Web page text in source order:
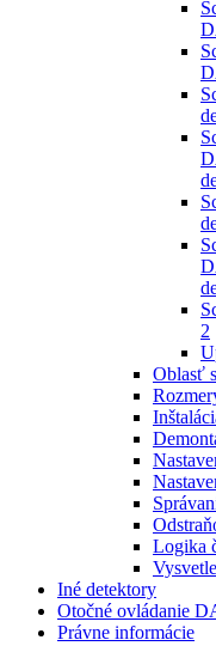
2
Oblasť
Logika
Iné detektory
Otočné ovládanie
Právne informácie